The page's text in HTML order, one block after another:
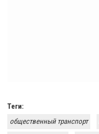
Теги:
общественный транспорт